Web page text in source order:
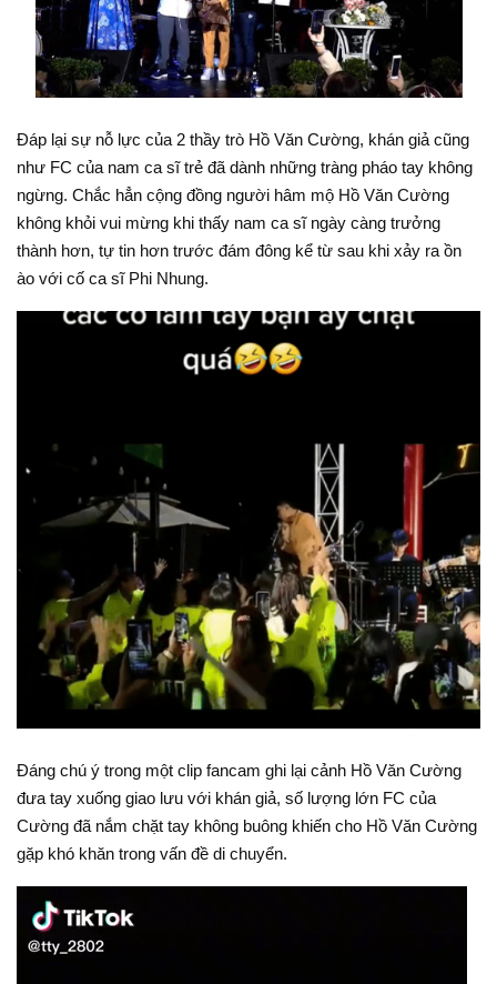
Đáp lại sự nỗ lực của 2 thầy trò Hồ Văn Cường, khán giả cũng
như FC của nam ca sĩ trẻ đã dành những tràng pháo tay không
ngừng. Chắc hẳn cộng đồng người hâm mộ Hồ Văn Cường
không khỏi vui mừng khi thấy nam ca sĩ ngày càng trưởng
thành hơn, tự tin hơn trước đám đông kể từ sau khi xảy ra ồn
ào với cố ca sĩ Phi Nhung.
Đáng chú ý trong một clip fancam ghi lại cảnh Hồ Văn Cường
đưa tay xuống giao lưu với khán giả, số lượng lớn FC của
Cường đã nắm chặt tay không buông khiến cho Hồ Văn Cường
gặp khó khăn trong vấn đề di chuyển.
Video
Player